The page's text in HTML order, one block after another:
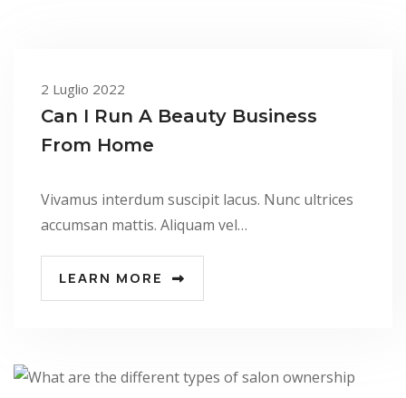
2 Luglio 2022
Can I Run A Beauty Business
From Home
Vivamus interdum suscipit lacus. Nunc ultrices
accumsan mattis. Aliquam vel…
LEARN MORE